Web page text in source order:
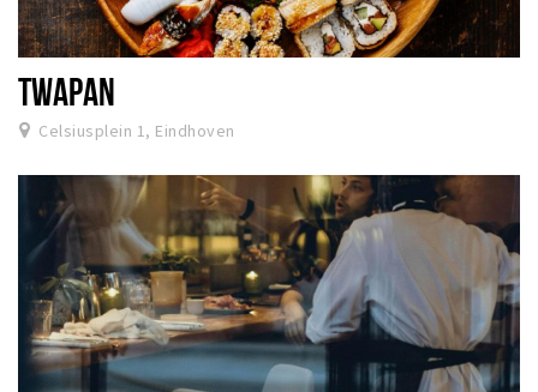
TWAPAN
Celsiusplein 1, Eindhoven